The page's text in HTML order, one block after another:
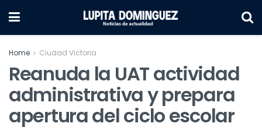
Home Ciudad Victoria
Reanuda la UAT actividad
administrativa y prepara
apertura del ciclo escolar